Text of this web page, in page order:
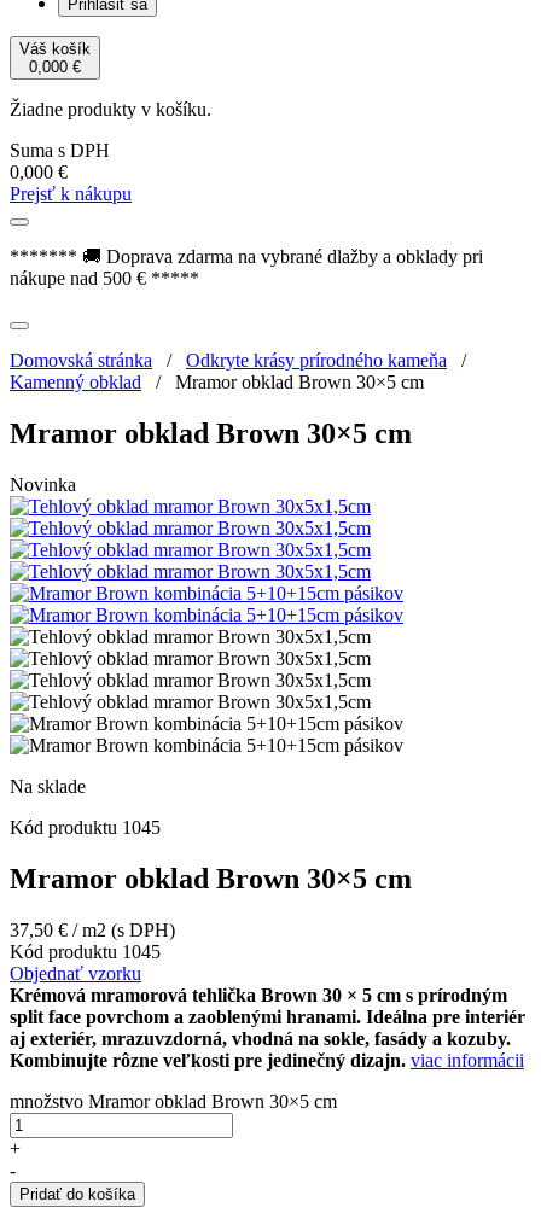
Prihlásiť sa
Váš košík
0,000 €
Žiadne produkty v košíku.
Suma s DPH
0,000 €
Prejsť k nákupu
******* 🚚 Doprava zdarma na vybrané dlažby a obklady pri
nákupe nad 500 € *****
Domovská stránka / Odkryte krásy prírodného kameňa /
Kamenný obklad / Mramor obklad Brown 30×5 cm
Mramor obklad Brown 30×5 cm
Novinka
Na sklade
Kód produktu 1045
Mramor obklad Brown 30×5 cm
37,50 € / m2 (s DPH)
Kód produktu 1045
Objednať vzorku
Krémová mramorová tehlička Brown 30 × 5 cm s prírodným
split face povrchom a zaoblenými hranami. Ideálna pre interiér
aj exteriér, mrazuvzdorná, vhodná na sokle, fasády a kozuby.
Kombinujte rôzne veľkosti pre jedinečný dizajn. viac informácii
množstvo Mramor obklad Brown 30×5 cm
+
-
Pridať do košíka